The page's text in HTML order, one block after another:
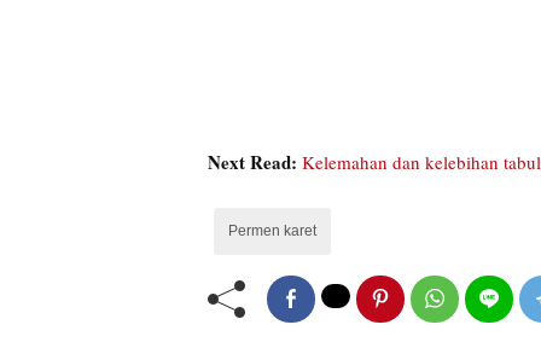
Next Read: Kelemahan dan kelebihan
Permen karet